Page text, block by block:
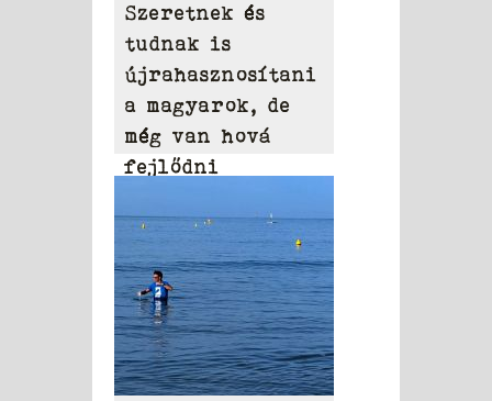
Szeretnek és
tudnak is
újrahasznosítani
a magyarok, de
még van hová
fejlődni